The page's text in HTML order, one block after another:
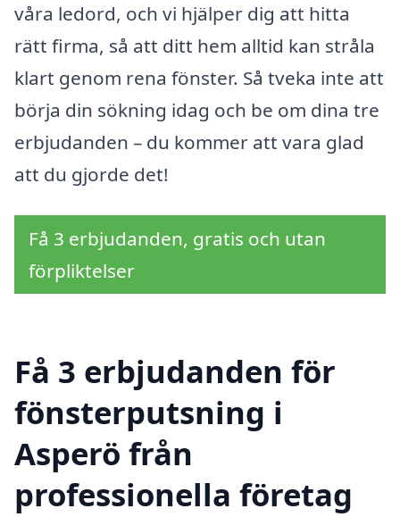
våra ledord, och vi hjälper dig att hitta
rätt firma, så att ditt hem alltid kan stråla
klart genom rena fönster. Så tveka inte att
börja din sökning idag och be om dina tre
erbjudanden – du kommer att vara glad
att du gjorde det!
Få 3 erbjudanden, gratis och utan
förpliktelser
Få 3 erbjudanden för
fönsterputsning i
Asperö från
professionella företag